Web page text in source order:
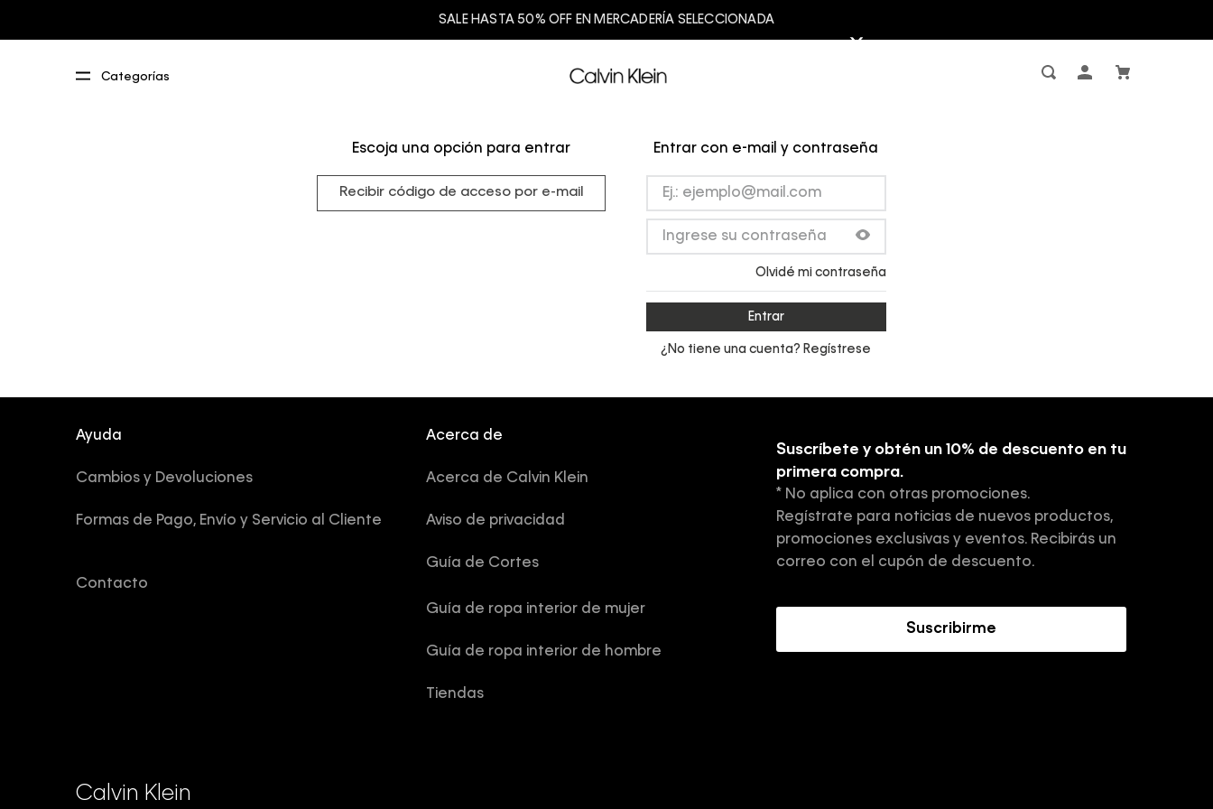
SALE HASTA 50% OFF EN MERCADERÍA SELECCIONADA
Escoja una opción para entrar
Recibir código de acceso por e-mail
Entrar con e-mail y contraseña
Olvidé mi contraseña
Entrar
¿No tiene una cuenta? Regístrese
Ayuda
Cambios y Devoluciones
Formas de Pago, Envío y Servicio al Cliente
Contacto
Acerca de
Acerca de Calvin Klein
Aviso de privacidad
Guía de Cortes
Guía de ropa interior de mujer
Guía de ropa interior de hombre
Tiendas
Suscríbete y obtén un 10% de descuento en tu
primera compra.
* No aplica con otras promociones.
Regístrate para noticias de nuevos productos,
promociones exclusivas y eventos. Recibirás un
correo con el cupón de descuento.
Suscribirme
Calvin Klein